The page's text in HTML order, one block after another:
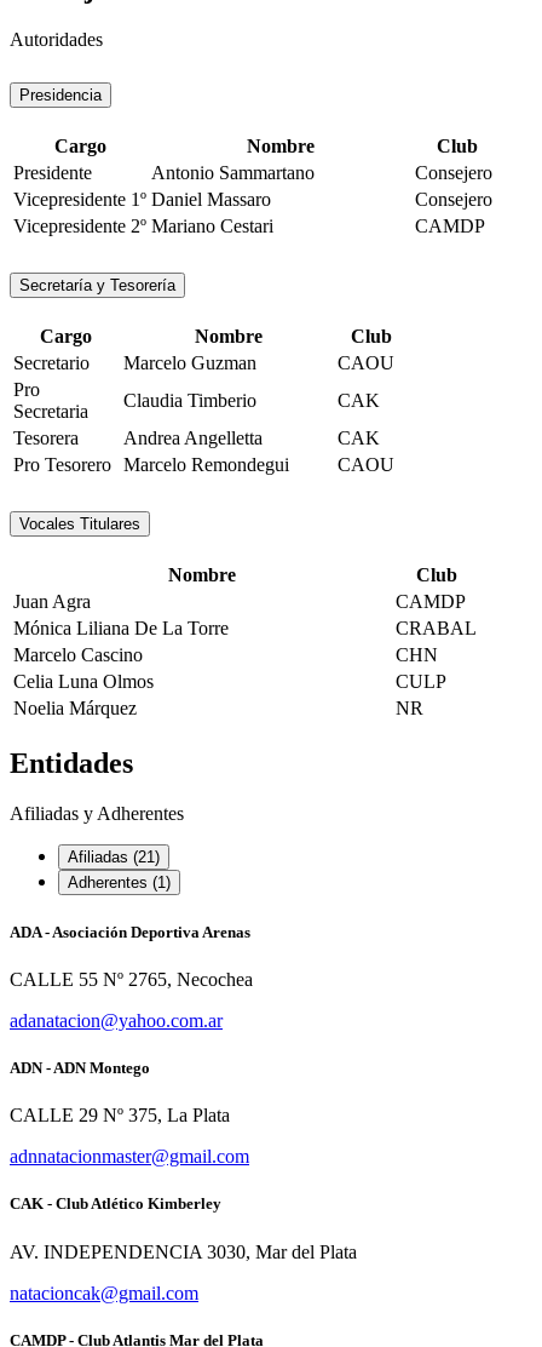
Autoridades
Presidencia
Cargo Nombre
Club
Presidente
Antonio Sammartano
Consejero
Vicepresidente 1º Daniel Massaro
Consejero
Vicepresidente 2º Mariano Cestari CAMDP
Secretaría y Tesorería
Cargo Nombre
Club
Secretario
Marcelo Guzman
CAOU
Pro
Secretaria
Claudia Timberio
CAK
Tesorera
Andrea Angelletta
CAK
Pro Tesorero Marcelo Remondegui CAOU
Vocales Titulares
Nombre
Club
Juan Agra
CAMDP
Mónica Liliana De La Torre
CRABAL
Marcelo Cascino
CHN
Celia Luna Olmos
CULP
Noelia Márquez
NR
Entidades
Afiliadas y Adherentes
Afiliadas (21)
Adherentes (1)
ADA - Asociación Deportiva Arenas
CALLE 55 Nº 2765, Necochea
adanatacion@yahoo.com.ar
ADN - ADN Montego
CALLE 29 Nº 375, La Plata
adnnatacionmaster@gmail.com
CAK - Club Atlético Kimberley
AV. INDEPENDENCIA 3030, Mar del Plata
natacioncak@gmail.com
CAMDP - Club Atlantis Mar del Plata